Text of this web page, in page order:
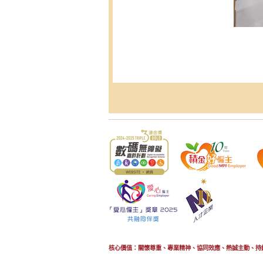
核心價值：關懷尊重、專業精神、協同效應、熱誠主動、持